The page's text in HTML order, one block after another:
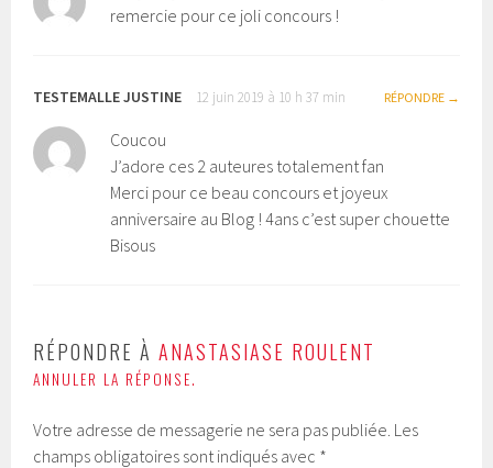
remercie pour ce joli concours !
TESTEMALLE JUSTINE 12 juin 2019 à 10 h 37 min RÉPONDRE
Coucou
J’adore ces 2 auteures totalement fan
Merci pour ce beau concours et joyeux
anniversaire au Blog ! 4ans c’est super chouette
Bisous
RÉPONDRE ÀANASTASIASE ROULENT
ANNULER LA RÉPONSE.
Votre adresse de messagerie ne sera pas publiée. Les
champs obligatoires sont indiqués avec *